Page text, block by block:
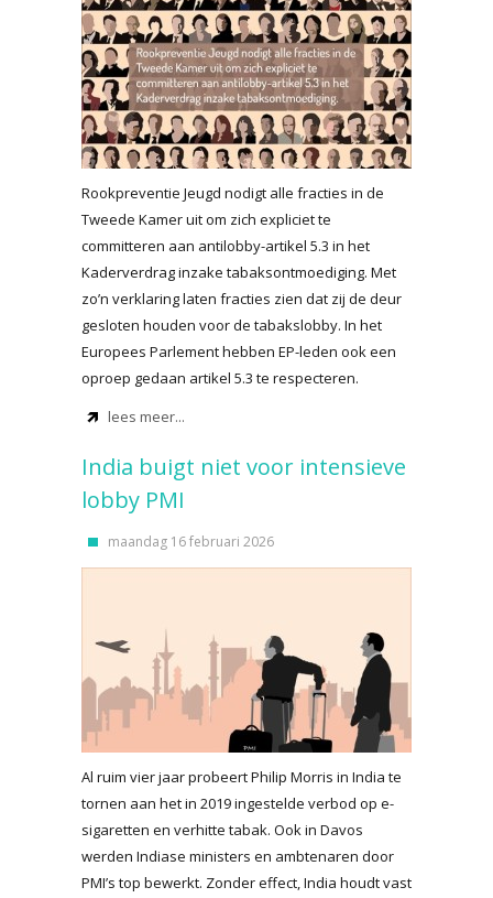
Rookpreventie Jeugd nodigt alle fracties in de
Tweede Kamer uit om zich expliciet te
committeren aan antilobby-artikel 5.3 in het
Kaderverdrag inzake tabaksontmoediging. Met
zo’n verklaring laten fracties zien dat zij de deur
gesloten houden voor de tabakslobby. In het
Europees Parlement hebben EP-leden ook een
oproep gedaan artikel 5.3 te respecteren.
lees meer...
India buigt niet voor intensieve
lobby PMI
maandag 16 februari 2026
Al ruim vier jaar probeert Philip Morris in India te
tornen aan het in 2019 ingestelde verbod op e-
sigaretten en verhitte tabak. Ook in Davos
werden Indiase ministers en ambtenaren door
PMI’s top bewerkt. Zonder effect, India houdt vast